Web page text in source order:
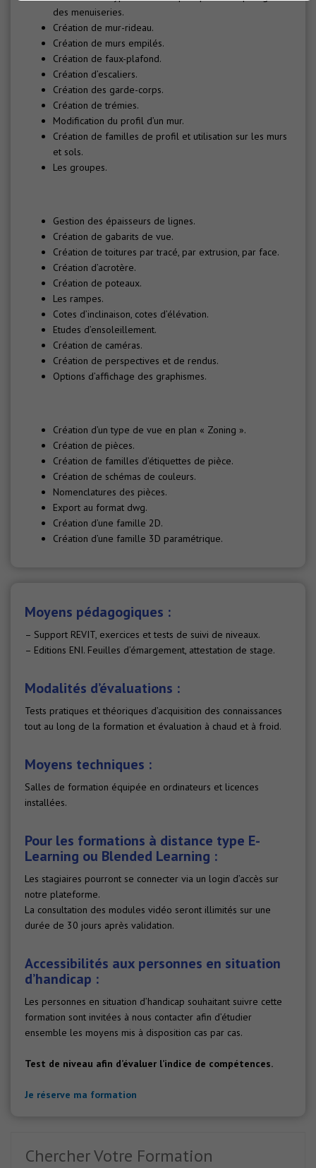
des menuiseries.
Création de mur-rideau.
Création de murs empilés.
Création de faux-plafond.
Création d’escaliers.
Création des garde-corps.
Création de trémies.
Modification du profil d’un mur.
Création de familles de profil et utilisation sur les murs
et sols.
Les groupes.
Gestion des épaisseurs de lignes.
Création de gabarits de vue.
Création de toitures par tracé, par extrusion, par face.
Création d’acrotère.
Création de poteaux.
Les rampes.
Cotes d’inclinaison, cotes d’élévation.
Etudes d’ensoleillement.
Création de caméras.
Création de perspectives et de rendus.
Options d’affichage des graphismes.
Création d’un type de vue en plan « Zoning ».
Création de pièces.
Création de familles d’étiquettes de pièce.
Création de schémas de couleurs.
Nomenclatures des pièces.
Export au format dwg.
Création d’une famille 2D.
Création d’une famille 3D paramétrique.
Moyens pédagogiques :
– Support REVIT, exercices et tests de suivi de niveaux.
– Editions ENI. Feuilles d’émargement, attestation de stage.
Modalités d’évaluations :
Tests pratiques et théoriques d’acquisition des connaissances
tout au long de la formation et évaluation à chaud et à froid.
Moyens techniques :
Salles de formation équipée en ordinateurs et licences
installées.
Pour les formations à distance type E-
Learning ou Blended Learning :
Les stagiaires pourront se connecter via un login d’accès sur
notre plateforme.
La consultation des modules vidéo seront illimités sur une
durée de 30 jours après validation.
Accessibilités aux personnes en situation
d’handicap :
Les personnes en situation d’handicap souhaitant suivre cette
formation sont invitées à nous contacter afin d’étudier
ensemble les moyens mis à disposition cas par cas.
Test de niveau afin d’évaluer l’indice de compétences.
Je réserve ma formation
Chercher Votre Formation